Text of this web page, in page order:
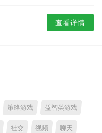
查看详情
策略游戏 益智类游戏
社交 视频 聊天